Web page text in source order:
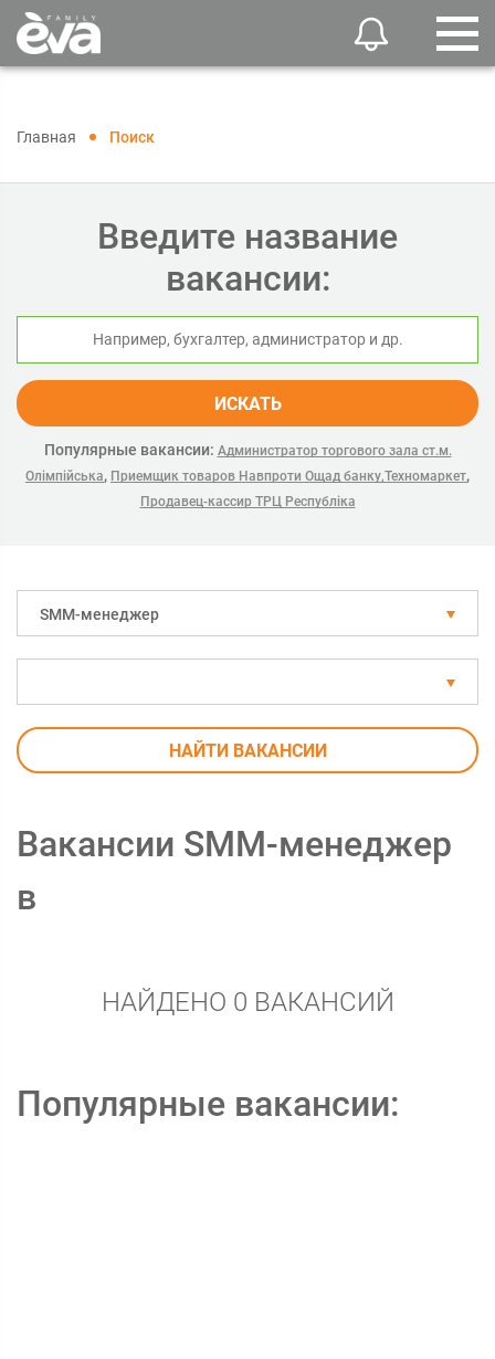
Главная Поиск
Введите название
вакансии:
ИСКАТЬ
Популярные вакансии: Администратор торгового зала ст.м.
Олімпійська, Приемщик товаров Навпроти Ощад банку,Техномаркет,
Продавец-кассир ТРЦ Республіка
SMM-менеджер
НАЙТИ ВАКАНСИИ
Вакансии SMM-менеджер
в
НАЙДЕНО 0 ВАКАНСИЙ
Популярные вакансии: